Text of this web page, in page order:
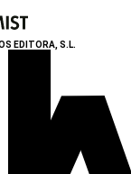
EDITORA, S.L.